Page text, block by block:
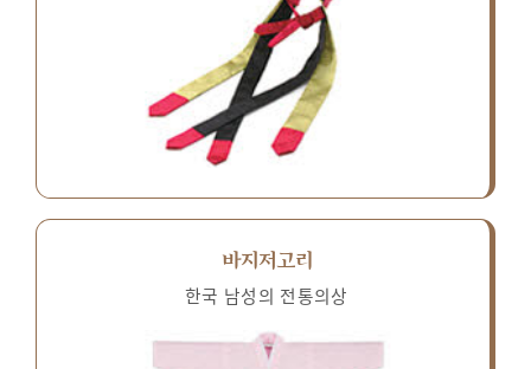
바지저고리
한국 남성의 전통의상